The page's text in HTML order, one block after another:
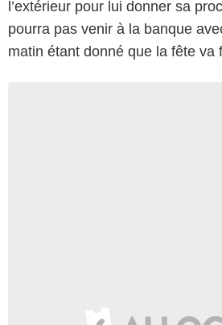
l’extérieur pour lui donner sa
pourra pas venir à la banque
matin étant donné que la fête va